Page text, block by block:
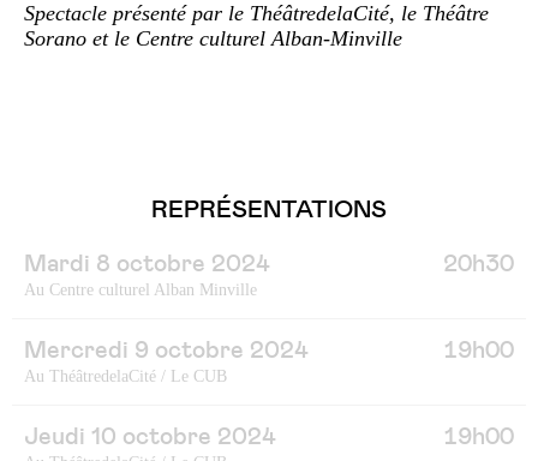
Spectacle présenté par le ThéâtredelaCité, le Théâtre
Sorano et le Centre culturel Alban-Minville
REPRÉSENTATIONS
Mardi 8 octobre 2024 20h30
Au Centre culturel Alban Minville
Mercredi 9 octobre 2024 19h00
Au ThéâtredelaCité / Le CUB
Jeudi 10 octobre 2024 19h00